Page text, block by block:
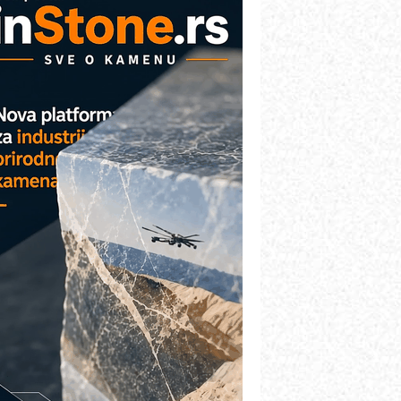
- Lim i mašine za savremena